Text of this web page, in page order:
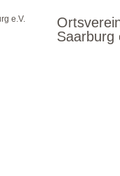
Saarburg